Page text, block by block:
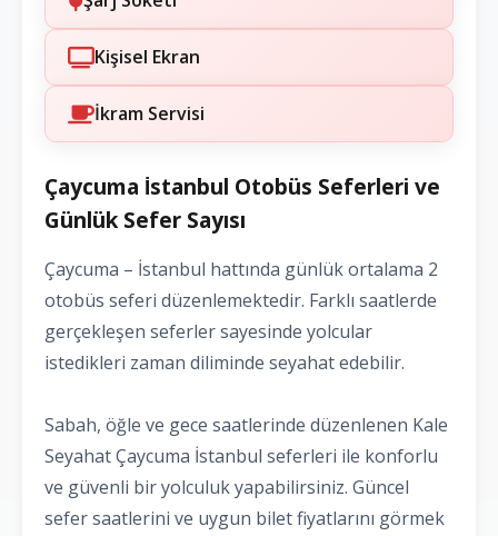
Kişisel Ekran
İkram Servisi
Çaycuma İstanbul Otobüs Seferleri ve
Günlük Sefer Sayısı
Çaycuma – İstanbul hattında günlük ortalama 2
otobüs seferi düzenlemektedir. Farklı saatlerde
gerçekleşen seferler sayesinde yolcular
istedikleri zaman diliminde seyahat edebilir.
Sabah, öğle ve gece saatlerinde düzenlenen Kale
Seyahat Çaycuma İstanbul seferleri ile konforlu
ve güvenli bir yolculuk yapabilirsiniz. Güncel
sefer saatlerini ve uygun bilet fiyatlarını görmek